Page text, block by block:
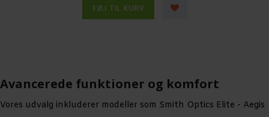
Avancerede funktioner og komfort
Vores udvalg inkluderer modeller som Smith Optics Elite - Aegis